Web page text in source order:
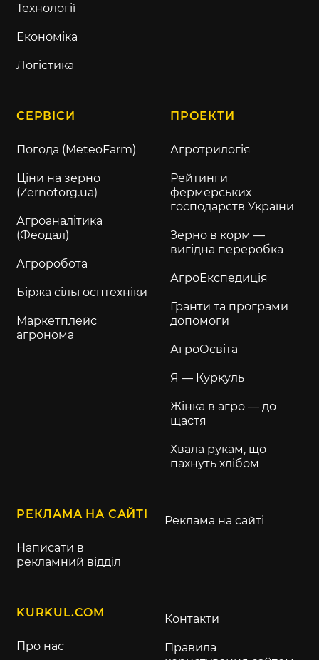
Технології
Економіка
Логістика
СЕРВІСИ
Погода (MeteoFarm)
Ціни на зерно
(Zernotorg.ua)
Агроаналітика
(Феодал)
Агроробота
Біржа сільгосптехніки
Маркетплейс
агронома
ПРОЕКТИ
Агротрилогія
Рейтинги
фермерських
господарств України
Зерно в корм —
вигідна переробка
АгроЕкспедиція
Гранти та програми
допомоги
АгроОсвіта
Я — Куркуль
Жінка в агро — до
щастя
Хвала рукам, що
пахнуть хлібом
РЕКЛАМА НА САЙТІ
Написати в
рекламний відділ
Реклама на сайті
KURKUL.COM
Про нас
Контакти
Правила